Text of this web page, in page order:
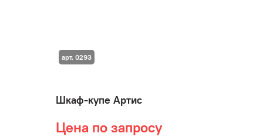
Шкаф-купе Артис
Цена по запросу
арт. 0293